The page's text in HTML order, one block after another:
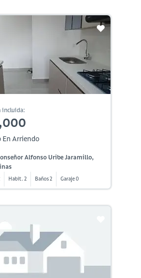
incluida:
Arriendo
Alfonso Uribe Jaramillo,
Habit. 2 Baños 2 Garaje 0